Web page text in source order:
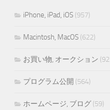
iPhone, iPad, iOS (957)
Macintosh, MacOS (622)
お買い物, オークション
プログラム公開 (564)
ホームページ, ブログ (59)